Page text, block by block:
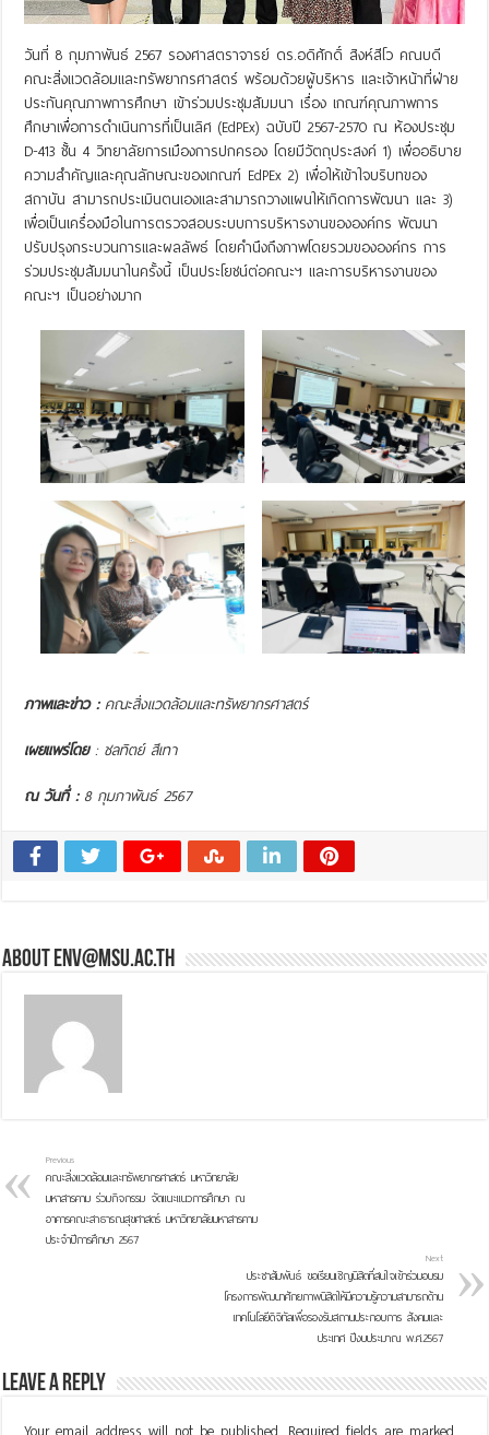
วันที่ 8 กุมภาพันธ์ 2567 รองศาสตราจารย์ ดร.อดิศักดิ์ สิงห์สีโว คณบดี
คณะสิ่งแวดล้อมและทรัพยากรศาสตร์ พร้อมด้วยผู้บริหาร และเจ้าหน้าที่ฝ่าย
ประกันคุณภาพการศึกษา เข้าร่วมประชุมสัมมนา เรื่อง เกณฑ์คุณภาพการ
ศึกษาเพื่อการดำเนินการที่เป็นเลิศ (EdPEx) ฉบับปี 2567-2570 ณ ห้องประชุม
D-413 ชั้น 4 วิทยาลัยการเมืองการปกครอง โดยมีวัตถุประสงค์ 1) เพื่ออธิบาย
ความสำคัญและคุณลักษณะของเกณฑ์ EdPEx 2) เพื่อให้เข้าใจบริบทของ
สถาบัน สามารถประเมินตนเองและสามารถวางแผนให้เกิดการพัฒนา และ 3)
เพื่อเป็นเครื่องมือในการตรวจสอบระบบการบริหารงานขององค์กร พัฒนา
ปรับปรุงกระบวนการและผลลัพธ์ โดยคำนึงถึงภาพโดยรวมขององค์กร การ
ร่วมประชุมสัมมนาในครั้งนี้ เป็นประโยชน์ต่อคณะฯ และการบริหารงานของ
คณะฯ เป็นอย่างมาก
ภาพและข่าว :คณะสิ่งแวดล้อมและทรัพยากรศาสตร์
เผยแพร่โดย: ชลทิตย์ สีเทา
ณ วันที่ :8 กุมภาพันธ์ 2567
About env@msu.ac.th
Previous
คณะสิ่งแวดล้อมและทรัพยากรศาสตร์ มหาวิทยาลัย
มหาสารคาม ร่วมกิจกรรม จัดแนะแนวการศึกษา ณ
อาคารคณะสาธารณสุขศาสตร์ มหาวิทยาลัยมหาสารคาม
ประจำปีการศึกษา 2567
Next
ประชาสัมพันธ์ ขอเรียนเชิญนิสิตที่สนใจเข้าร่วมอบรม
โครงการพัฒนาศักยภาพนิสิตให้มีความรู้ความสามารถด้าน
เทคโนโลยีดิจิทัลเพื่อรองรับสถานประกอบการ สังคมและ
ประเทศ ปีงบประมาณ พ.ศ.2567
Leave a Reply